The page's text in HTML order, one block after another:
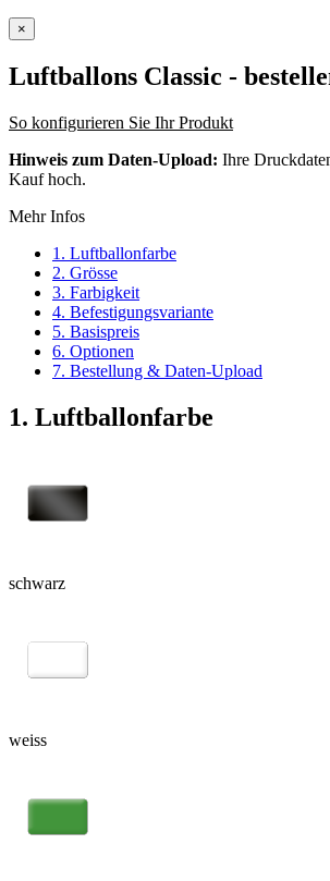
×
Luftballons Classic -
So konfigurieren Sie Ihr Produkt
Hinweis zum Daten-Upload: Ihre
Kauf hoch.
Mehr Infos
1. Luftballonfarbe
2. Grösse
3. Farbigkeit
4. Befestigungsvariante
5. Basispreis
6. Optionen
7. Bestellung & Daten-Upload
1. Luftballonfarbe
schwarz
weiss